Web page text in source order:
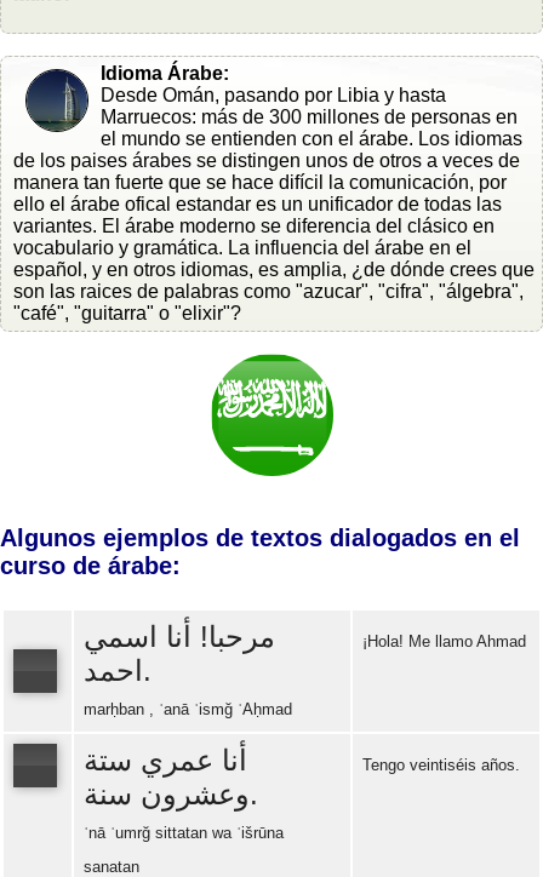
Idioma Árabe:
Desde Omán, pasando por Libia y hasta
Marruecos: más de 300 millones de personas en
el mundo se entienden con el árabe. Los idiomas
de los paises árabes se distingen unos de otros a veces de
manera tan fuerte que se hace difícil la comunicación, por
ello el árabe ofical estandar es un unificador de todas las
variantes. El árabe moderno se diferencia del clásico en
vocabulario y gramática. La influencia del árabe en el
español, y en otros idiomas, es amplia, ¿de dónde crees que
son las raices de palabras como "azucar", "cifra", "álgebra",
"café", "guitarra" o "elixir"?
Algunos ejemplos de textos dialogados en el
curso de árabe:
مرحبا! أنا اسمي
احمد.
marḥban , ʾanā ʾismğ ʾAḥmad
¡Hola! Me llamo Ahmad
أنا عمري ستة
وعشرون سنة.
ʾnā ʿumrğ sittatan wa ʿišrūna
sanatan
Tengo veintiséis años.